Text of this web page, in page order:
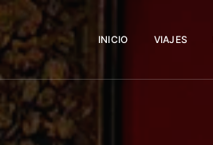
INICIO VIAJES